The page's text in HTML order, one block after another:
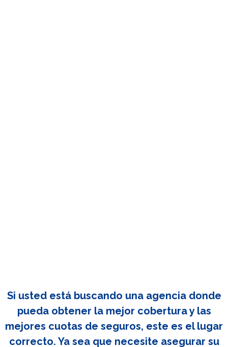
Si usted está buscando una agencia donde
pueda obtener la mejor cobertura y las
mejores cuotas de seguros, este es el lugar
correcto. Ya sea que necesite asegurar su